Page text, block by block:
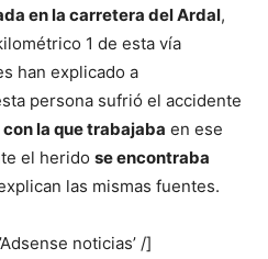
en la carretera del Ardal,
1 de esta vía
han explicado a
persona sufrió el accidente
la que trabajaba en ese
el herido se encontraba
las mismas fuentes.
noticias’ /]